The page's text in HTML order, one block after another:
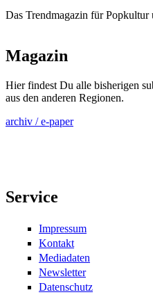
Das Trendmagazin für Popkultur
Magazin
Hier findest Du alle bisherigen
aus den anderen Regionen.
archiv / e-paper
Service
Impressum
Kontakt
Mediadaten
Newsletter
Datenschutz